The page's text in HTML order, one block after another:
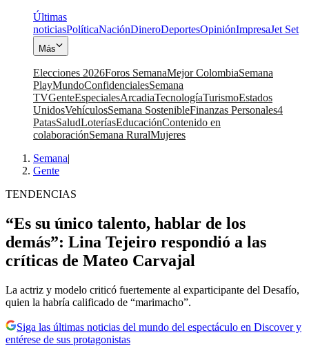
Últimas
noticiasPolíticaNaciónDineroDeportesOpiniónImpresaJet Set
Más
Elecciones 2026Foros SemanaMejor ColombiaSemana
PlayMundoConfidencialesSemana
TVGenteEspecialesArcadiaTecnologíaTurismoEstados
UnidosVehículosSemana SostenibleFinanzas Personales4
PatasSaludLoteríasEducaciónContenido en
colaboraciónSemana RuralMujeres
Semana|
Gente
TENDENCIAS
“Es su único talento, hablar de los
demás”: Lina Tejeiro respondió a las
críticas de Mateo Carvajal
La actriz y modelo criticó fuertemente al exparticipante del Desafío,
quien la habría calificado de “marimacho”.
Siga las últimas noticias del mundo del espectáculo en Discover y
entérese de sus protagonistas